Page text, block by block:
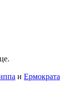
и Ермократа